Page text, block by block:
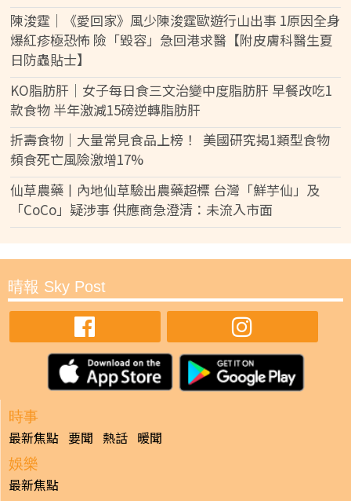
陳浚霆｜《愛回家》風少陳浚霆歐遊行山出事 1原因全身
爆紅疹極恐怖 險「毀容」急回港求醫【附皮膚科醫生夏
日防蟲貼士】
KO脂肪肝｜女子每日食三文治變中度脂肪肝 早餐改吃1
款食物 半年激減15磅逆轉脂肪肝
折壽食物｜大量常見食品上榜！ 美國研究揭1類型食物
頻食死亡風險激增17%
仙草農藥丨內地仙草驗出農藥超標 台灣「鮮芋仙」及
「CoCo」疑涉事 供應商急澄清：未流入市面
晴報 Sky Post
時事
最新焦點 要聞 熱話 暖聞
娛樂
最新焦點